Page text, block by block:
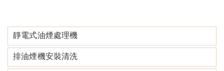
靜電式油煙處理機
排油煙機安裝清洗